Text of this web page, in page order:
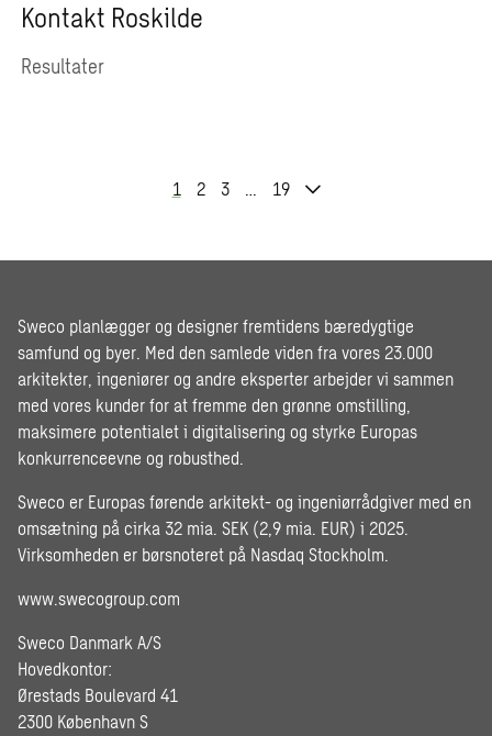
Kontakt Roskilde
Resultater
1 2 3 … 19
Sweco planlægger og designer fremtidens bæredygtige
samfund og byer. Med den samlede viden fra vores 23.000
arkitekter, ingeniører og andre eksperter arbejder vi sammen
med vores kunder for at fremme den grønne omstilling,
maksimere potentialet i digitalisering og styrke Europas
konkurrenceevne og robusthed.
Sweco er Europas førende arkitekt- og ingeniørrådgiver med en
omsætning på cirka 32 mia. SEK (2,9 mia. EUR) i 2025.
Virksomheden er børsnoteret på Nasdaq Stockholm.
www.swecogroup.com
Sweco Danmark A/S
Hovedkontor:
Ørestads Boulevard 41
2300 København S